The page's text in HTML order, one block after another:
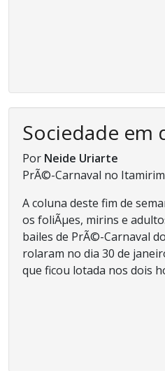
Sociedade em
Por Neide Uriarte
PrÃ©-Carnaval no Itamirim
A coluna deste fim de
os foliÃµes, mirins e
bailes de PrÃ©-Carnaval
rolaram no dia 30 de
que ficou lotada nos dois